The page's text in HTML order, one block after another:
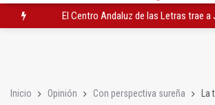
El Centro Andaluz de las Letras trae
Inicio Opinión Con perspectiva sureña